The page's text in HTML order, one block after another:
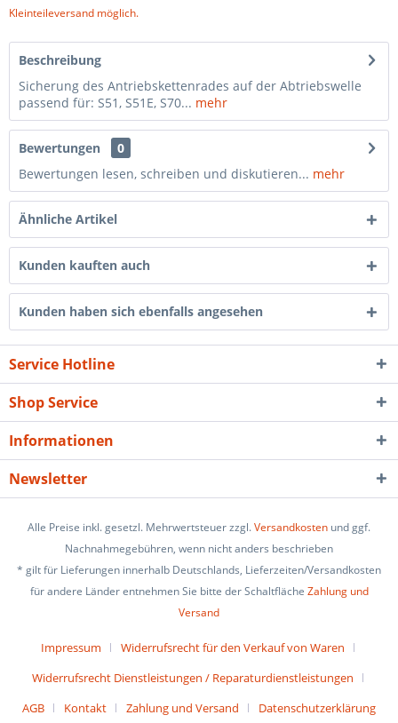
Kleinteileversand möglich.
Beschreibung
Sicherung des Antriebskettenrades auf der Abtriebswelle
passend für: S51, S51E, S70... mehr
Bewertungen
0
Bewertungen lesen, schreiben und diskutieren... mehr
Ähnliche Artikel
Kunden kauften auch
Kunden haben sich ebenfalls angesehen
Service Hotline
Shop Service
Informationen
Newsletter
Alle Preise inkl. gesetzl. Mehrwertsteuer zzgl.Versandkosten und ggf.
Nachnahmegebühren, wenn nicht anders beschrieben
* gilt für Lieferungen innerhalb Deutschlands, Lieferzeiten/Versandkosten
für andere Länder entnehmen Sie bitte der Schaltfläche Zahlung und
Versand
Impressum
Widerrufsrecht für den Verkauf von Waren
Widerrufsrecht Dienstleistungen / Reparaturdienstleistungen
AGB
Kontakt Zahlung und Versand Datenschutzerklärung